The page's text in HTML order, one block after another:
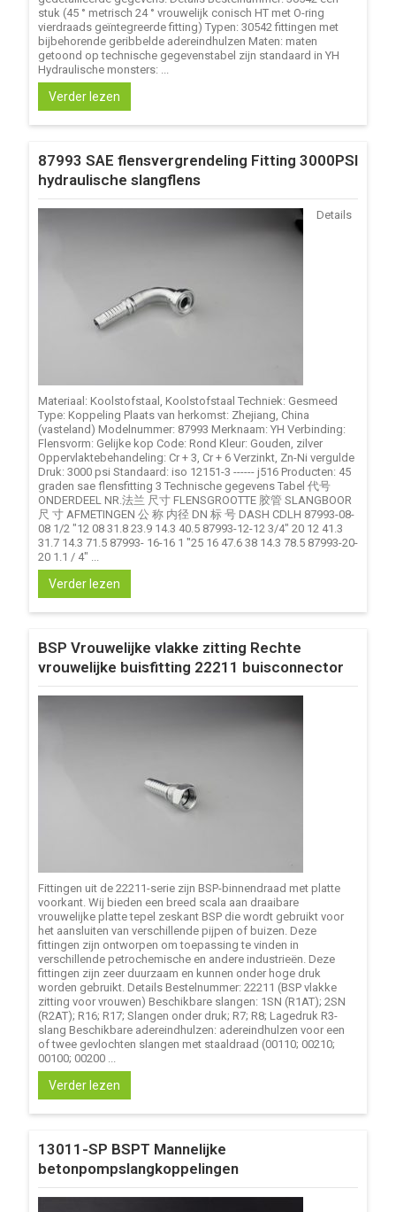
stuk (45 ° metrisch 24 ° vrouwelijk conisch HT met O-ring
vierdraads geïntegreerde fitting) Typen: 30542 fittingen met
bijbehorende geribbelde adereindhulzen Maten: maten
getoond op technische gegevenstabel zijn standaard in YH
Hydraulische monsters: ...
Verder lezen
87993 SAE flensvergrendeling Fitting 3000PSI
hydraulische slangflens
Details
Materiaal: Koolstofstaal, Koolstofstaal Techniek: Gesmeed
Type: Koppeling Plaats van herkomst: Zhejiang, China
(vasteland) Modelnummer: 87993 Merknaam: YH Verbinding:
Flensvorm: Gelijke kop Code: Rond Kleur: Gouden, zilver
Oppervlaktebehandeling: Cr + 3, Cr + 6 Verzinkt, Zn-Ni vergulde
Druk: 3000 psi Standaard: iso 12151-3 ------ j516 Producten: 45
graden sae flensfitting 3 Technische gegevens Tabel 代号
ONDERDEEL NR.法兰 尺寸 FLENSGROOTTE 胶管 SLANGBOOR
尺 寸 AFMETINGEN 公 称 内径 DN 标 号 DASH CDLH 87993-08-
08 1/2 "12 08 31.8 23.9 14.3 40.5 87993-12-12 3/4" 20 12 41.3
31.7 14.3 71.5 87993- 16-16 1 "25 16 47.6 38 14.3 78.5 87993-20-
20 1.1 / 4" ...
Verder lezen
BSP Vrouwelijke vlakke zitting Rechte
vrouwelijke buisfitting 22211 buisconnector
Fittingen uit de 22211-serie zijn BSP-binnendraad met platte
voorkant. Wij bieden een breed scala aan draaibare
vrouwelijke platte tepel zeskant BSP die wordt gebruikt voor
het aansluiten van verschillende pijpen of buizen. Deze
fittingen zijn ontworpen om toepassing te vinden in
verschillende petrochemische en andere industrieën. Deze
fittingen zijn zeer duurzaam en kunnen onder hoge druk
worden gebruikt. Details Bestelnummer: 22211 (BSP vlakke
zitting voor vrouwen) Beschikbare slangen: 1SN (R1AT); 2SN
(R2AT); R16; R17; Slangen onder druk; R7; R8; Lagedruk R3-
slang Beschikbare adereindhulzen: adereindhulzen voor een
of twee gevlochten slangen met staaldraad (00110; 00210;
00100; 00200 ...
Verder lezen
13011-SP BSPT Mannelijke
betonpompslangkoppelingen